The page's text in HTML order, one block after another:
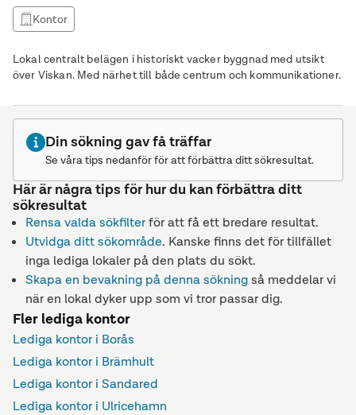
Kontor
Lokal centralt belägen i historiskt vacker byggnad med utsikt
över Viskan. Med närhet till både centrum och kommunikationer.
Din sökning gav få träffar
Se våra tips nedanför för att förbättra ditt sökresultat.
Här är några tips för hur du kan förbättra ditt
sökresultat
Rensa valda sökfilterför att få ett bredare resultat.
Utvidga ditt sökområde. Kanske finns det för tillfället
inga lediga lokaler på den plats du sökt.
Skapa en bevakning på denna sökningså meddelar vi
när en lokal dyker upp som vi tror passar dig.
Fler lediga kontor
Lediga kontor i Borås
Lediga kontor i Brämhult
Lediga kontor i Sandared
Lediga kontor i Ulricehamn